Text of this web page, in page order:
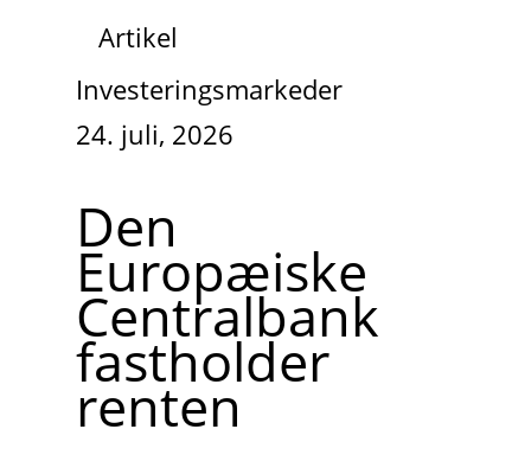
Artikel
Investeringsmarkeder
24. juli, 2026
Den
Europæiske
Centralbank
fastholder
renten